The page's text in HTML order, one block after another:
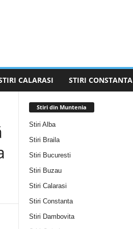
CALARASI STIRI CONSTANTA
Stiri din Muntenia
Stiri Alba
Stiri Braila
Stiri Bucuresti
Stiri Buzau
Stiri Calarasi
Stiri Constanta
Stiri Dambovita